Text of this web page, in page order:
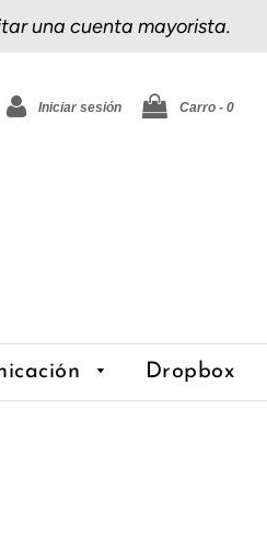
una cuenta mayorista.
Dropbox
Iniciar sesión Carro - 0